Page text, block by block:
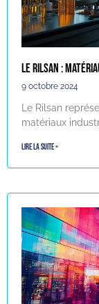
Le Rilsan :
9 octobre 2024
Le Rilsan
matériaux
Lire la suite »